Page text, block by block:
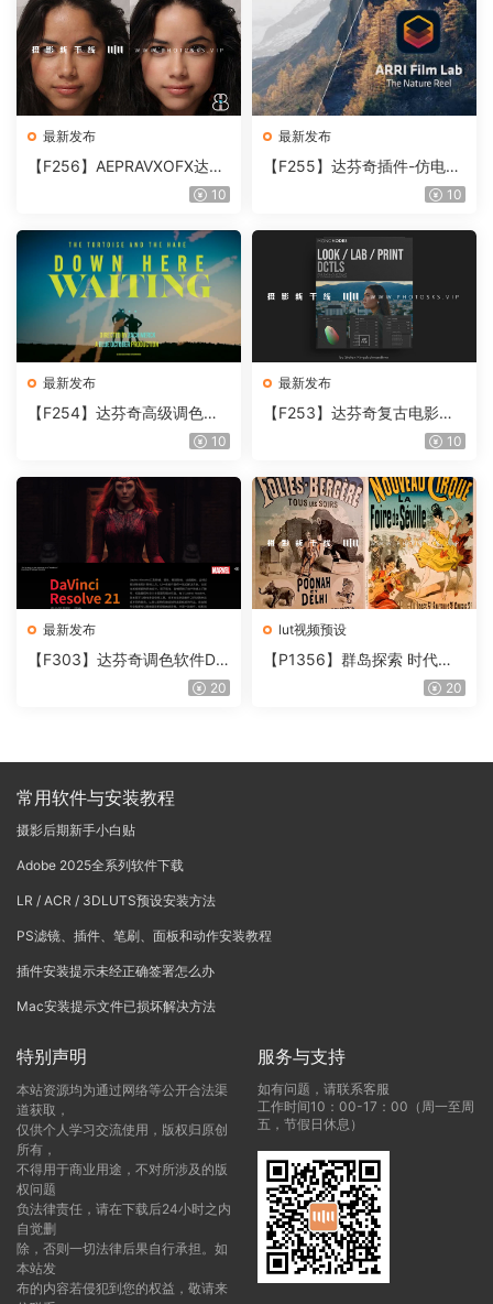
最新发布
【F256】AEPRAVXOFX达芬
奇视频人像磨皮润肤美颜插件
10
最新发布
【F255】达芬奇插件-仿电影
胶片视频调色插件 ARRI Film
10
最新发布
【F254】达芬奇高级调色插
件 Contour V2.2.2 WinMac10
最新发布
【F253】达芬奇复古电影胶
片质感DCTL节点调色预设 M
T V4.0
10
最新发布
【F303】达芬奇调色软件Da
Vinci Resolve Studio21.0.320
lut视频预设
【P1356】群岛探索 时代马
戏团 – QUEST 60 调色预设A
20
常用软件与安装教程
摄影后期新手小白贴
Adobe 2025全系列软件下载
LR / ACR / 3DLUTS预设安装方法
PS滤镜、插件、笔刷、面板和动作安装教程
插件安装提示未经正确签署怎么办
Mac安装提示文件已损坏解决方法
特别声明
本站资源均为通过网络等公开合法渠
道获取，
仅供个人学习交流使用，版权归原创
所有，
不得用于商业用途，不对所涉及的版
权问题
负法律责任，请在下载后24小时之内
自觉删
除，否则一切法律后果自行承担。如
本站发
布的内容若侵犯到您的权益，敬请来
服务与支持
如有问题，请联系客服
工作时间10：00-17：00（周一至周
五，节假日休息）